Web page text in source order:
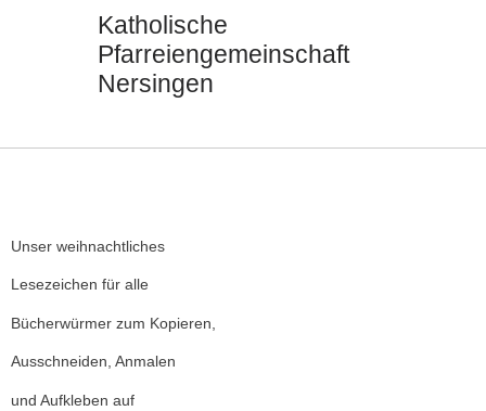
Katholische
Pfarreiengemeinschaft
Nersingen
Unser weihnachtliches
Lesezeichen für alle
Bücherwürmer zum Kopieren,
Ausschneiden, Anmalen
und Aufkleben auf